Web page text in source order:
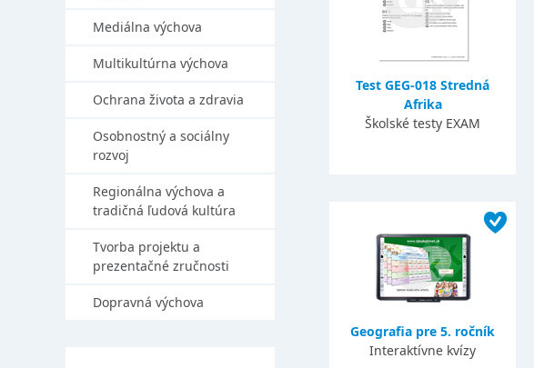
Test GEG-018 Stredná
Afrika
Školské testy EXAM
Geografia pre 5. ročník
Interaktívne kvízy
Mediálna výchova
Multikultúrna výchova
Ochrana života a zdravia
Osobnostný a sociálny
rozvoj
Regionálna výchova a
tradičná ľudová kultúra
Tvorba projektu a
prezentačné zručnosti
Dopravná výchova